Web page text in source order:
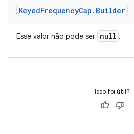
KeyedFrequencyCap . Builder
Esse valor não pode ser null .
Isso foi útil?